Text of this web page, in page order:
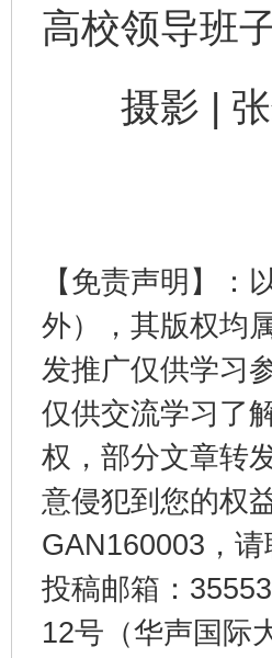
高校领导班
摄影 | 张
【免责声明】
外），其版权均
发推广仅供学习
仅供交流学习了
权，部分文章转
意侵犯到您的权
GAN160003，
投稿邮箱：
12号（华声国际
完善运行机制助力责任有
东山县通报“牛蛙产品抗生素
千年窑火 生生不息